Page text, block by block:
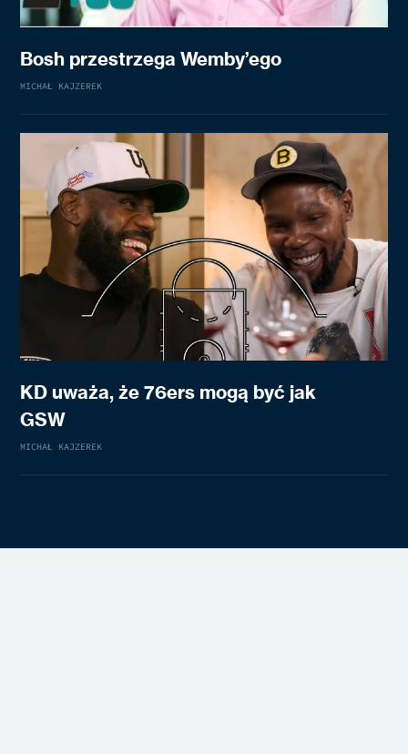
Bosh przestrzega Wemby’ego
MICHAŁ KAJZEREK
KD uważa, że 76ers mogą być jak
GSW
MICHAŁ KAJZEREK